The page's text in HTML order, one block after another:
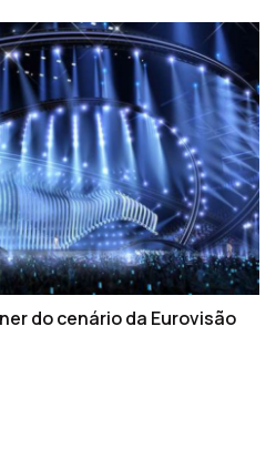
do cenário da Eurovisão